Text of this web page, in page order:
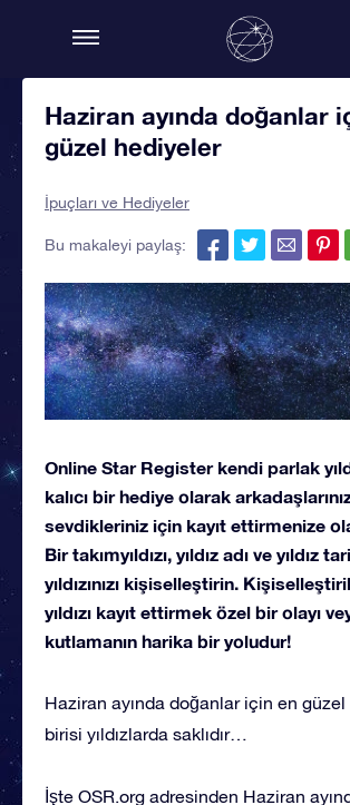
Haziran ayında doğanlar
güzel hediyeler
İpuçları ve Hediyeler
Bu makaleyi paylaş:
Online Star Register kendi parlak
kalıcı bir hediye olarak
sevdikleriniz için kayıt ettirmenize
Bir takımyıldızı, yıldız adı ve yıldız
yıldızınızı kişiselleştirin.
yıldızı kayıt ettirmek özel bir olayı
kutlamanın harika bir yoludur!
Haziran ayında doğanlar için en
birisi yıldızlarda saklıdır…
İşte OSR.org adresinden Haziran